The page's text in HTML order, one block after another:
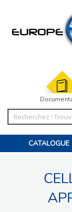
CATALOGUE